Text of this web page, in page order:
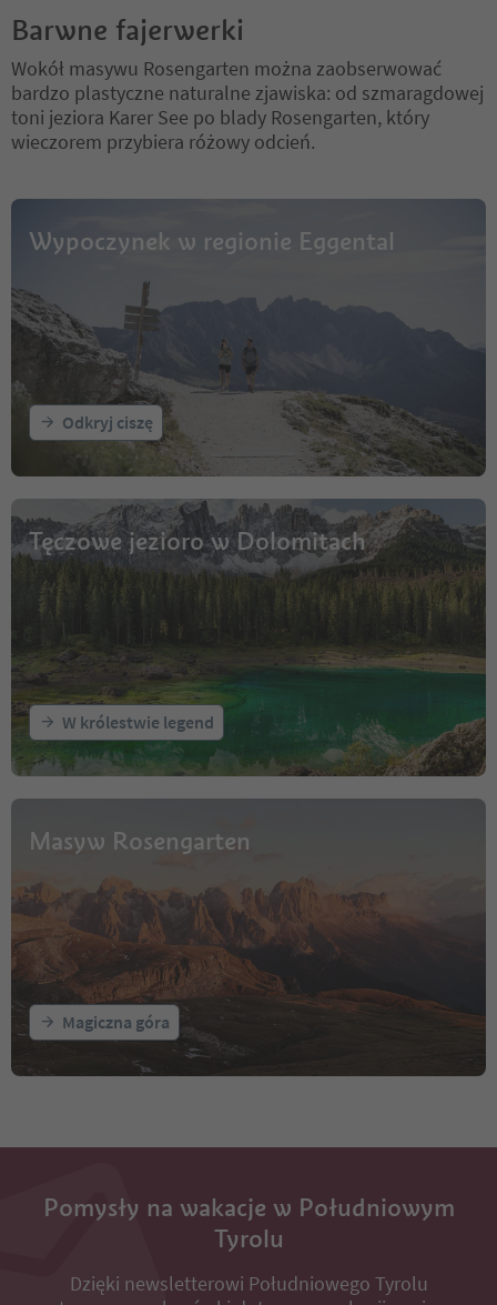
Barwne fajerwerki
Wokół masywu Rosengarten można zaobserwować
bardzo plastyczne naturalne zjawiska: od szmaragdowej
toni jeziora Karer See po blady Rosengarten, który
wieczorem przybiera różowy odcień.
Wypoczynek w regionie Eggental
Odkryj ciszę
Tęczowe jezioro w Dolomitach
W królestwie legend
Masyw Rosengarten
Magiczna góra
Pomysły na wakacje w Południowym
Tyrolu
Dzięki newsletterowi Południowego Tyrolu